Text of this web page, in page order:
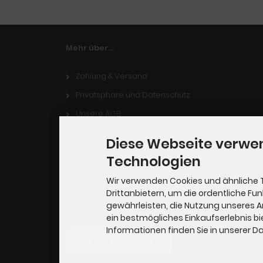
Mehr über...
Zahlung & Versand
Privatsphäre und Datenschutz
Unsere AGB
Widerrufsrecht & Widerrufsformular
Lieferzeit
Cookie Einstellungen
Diese Webseite
Technologien
Wir verwenden Cookies und ähnliche
Drittanbietern, um die ordentliche
gewährleisten, die Nutzung unseres
ein bestmögliches Einkaufserlebnis
Informationen finden Sie in unserer